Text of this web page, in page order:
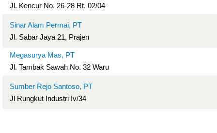
Jl. Kencur No. 26-28 Rt. 02/04
Sinar Alam Permai, PT
Jl. Sabar Jaya 21, Prajen
Megasurya Mas, PT
Jl. Tambak Sawah No. 32 Waru
Sumber Rejo Santoso, PT
Jl Rungkut Industri Iv/34